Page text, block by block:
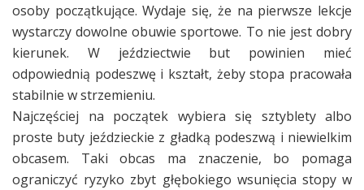
osoby początkujące. Wydaje się, że na pierwsze lekcje
wystarczy dowolne obuwie sportowe. To nie jest dobry
kierunek. W jeździectwie but powinien mieć
odpowiednią podeszwę i kształt, żeby stopa pracowała
stabilnie w strzemieniu.
Najczęściej na początek wybiera się sztyblety albo
proste buty jeździeckie z gładką podeszwą i niewielkim
obcasem. Taki obcas ma znaczenie, bo pomaga
ograniczyć ryzyko zbyt głębokiego wsunięcia stopy w